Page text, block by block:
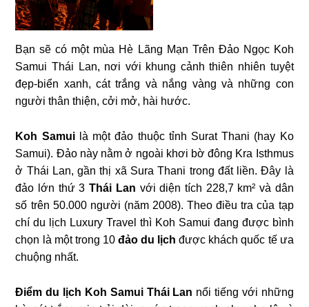
Bạn sẽ có một mùa Hè Lãng Mạn Trên Đảo Ngọc Koh
Samui Thái Lan, nơi với khung cảnh thiên nhiên tuyệt
đẹp-biển xanh, cát trắng và nắng vàng và những con
người thân thiện, cởi mở, hài hước.
Koh Samui là một đảo thuộc tỉnh Surat Thani (hay Ko
Samui). Đảo này nằm ở ngoài khơi bờ đông Kra Isthmus
ở Thái Lan, gần thị xã Sura Thani trong đất liền. Đây là
đảo lớn thứ 3Thái Lan với diện tích 228,7 km² và dân
số trên 50.000 người (năm 2008). Theo điều tra của tạp
chí du lịch Luxury Travel thì Koh Samui đang được bình
chọn là một trong 10 đảo du lịch được khách quốc tế ưa
chuộng nhất.
Điểm du lịch Koh Samui Thái Lan nổi tiếng với những